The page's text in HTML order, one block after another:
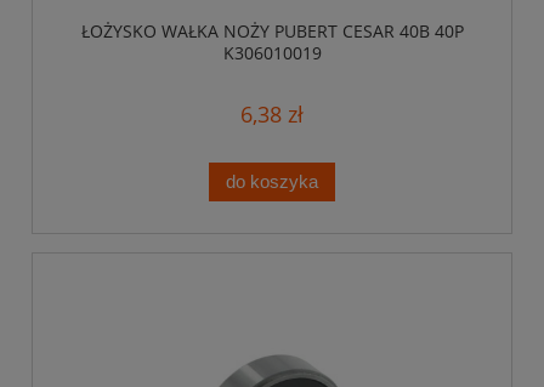
ŁOŻYSKO WAŁKA NOŻY PUBERT CESAR 40B 40P
K306010019
6,38 zł
do koszyka